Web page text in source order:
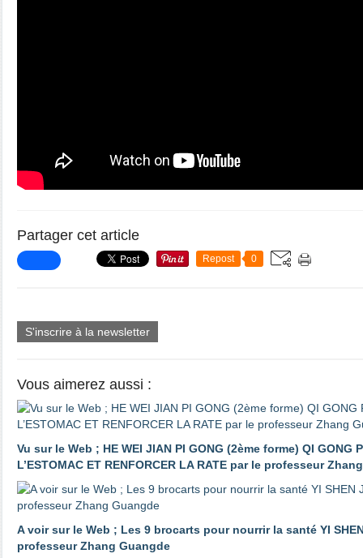
Partager cet article
Repost 0
S'inscrire à la newsletter
Vous aimerez aussi :
Vu sur le Web ; HE WEI JIAN PI GONG (2ème forme) QI GONG
L’ESTOMAC ET RENFORCER LA RATE par le professeur
A voir sur le Web ; Les 9 brocarts pour nourrir la santé YI
professeur Zhang Guangde